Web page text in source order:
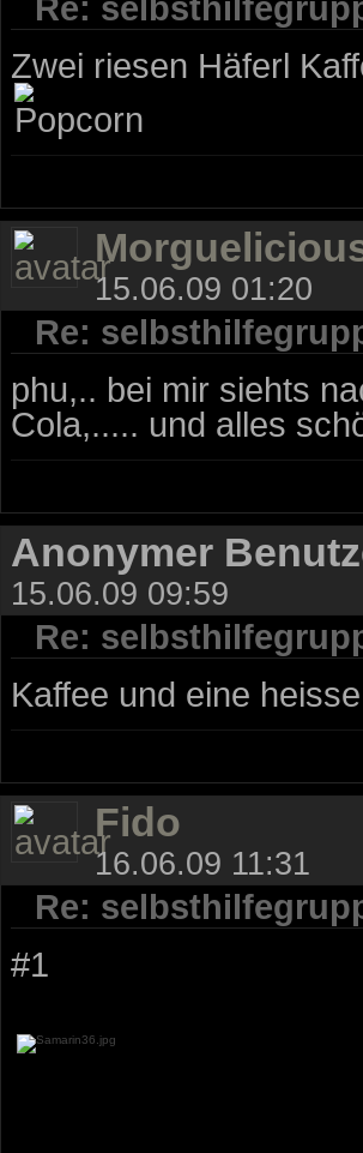
Zwei riesen Häferl
15.06.09 01:20
Re:
phu,.. bei mir siehts
Cola,..... und alles
Anonymer
15.06.09 09:59
Re:
Kaffee und eine
Fido
16.06.09 11:31
Re:
#1